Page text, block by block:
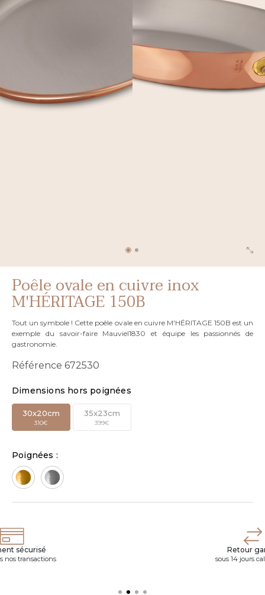
Poêle ovale en cuivre inox
M'HÉRITAGE 150B
Tout un symbole ! Cette poêle ovale en cuivre M'HÉRITAGE 150B est un
exemple du savoir-faire Mauviel1830 et équipe les passionnés de
gastronomie.
Référence 672530
Dimensions hors poignées
30x20cm
310€
35x23cm
399€
Poignées :
sécurisé
nos transactions
Retour
sous 14 jours